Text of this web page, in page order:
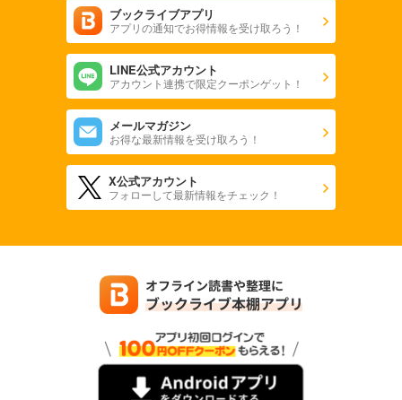
ブックライブアプリ
アプリの通知でお得情報を受け取ろう！
LINE公式アカウント
アカウント連携で限定クーポンゲット！
メールマガジン
お得な最新情報を受け取ろう！
X公式アカウント
フォローして最新情報をチェック！